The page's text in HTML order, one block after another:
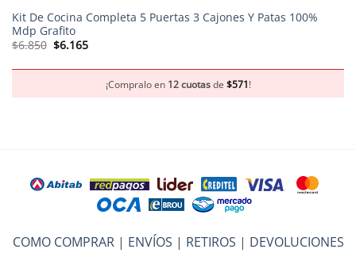
Kit De Cocina Completa 5 Puertas 3 Cajones Y Patas 100%
Mdp Grafito
$6.850 El
$6.165El
$6.165.
¡Compralo en 12 cuotasde $571!
COMO COMPRAR| ENVÍOS | RETIROS | DEVOLUCIONES